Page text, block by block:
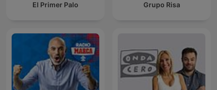
El Primer Palo Grupo Risa